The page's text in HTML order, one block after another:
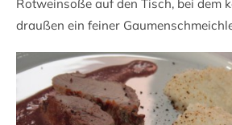
Rotweinsoße auf den Tisch, bei dem
draußen ein feiner